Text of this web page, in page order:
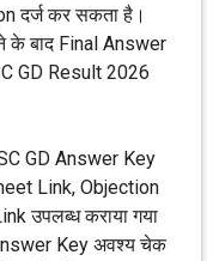
दर्ज कर सकता है।
के बाद Final Answer
GD Result 2026
GD Answer Key
Link, Objection
उपलब्ध कराया गया
Key अवश्य चेक